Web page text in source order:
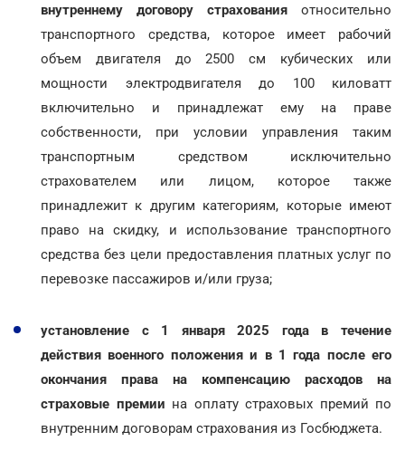
внутреннему договору страхования относительно
транспортного средства, которое имеет рабочий
объем двигателя до 2500 см кубических или
мощности электродвигателя до 100 киловатт
включительно и принадлежат ему на праве
собственности, при условии управления таким
транспортным средством исключительно
страхователем или лицом, которое также
принадлежит к другим категориям, которые имеют
право на скидку, и использование транспортного
средства без цели предоставления платных услуг по
перевозке пассажиров и/или груза;
установление с 1 января 2025 года в течение
действия военного положения и в 1 года после его
окончания права на компенсацию расходов на
страховые премии на оплату страховых премий по
внутренним договорам страхования из Госбюджета.